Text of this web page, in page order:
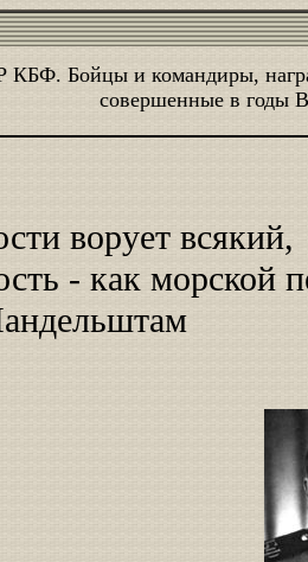
КБФ. Бойцы и командиры,
совершенные в годы
ворует всякий,
- как морской